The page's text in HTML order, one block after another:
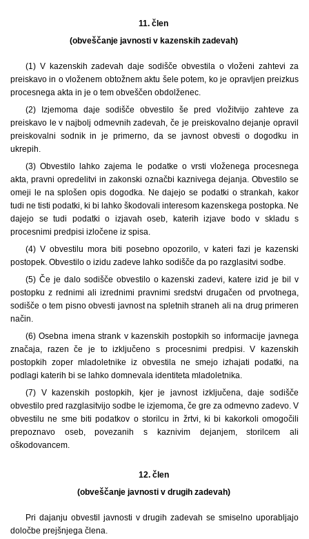
11. člen
(obveščanje javnosti v kazenskih zadevah)
(1) V kazenskih zadevah daje sodišče obvestila o vloženi zahtevi za
preiskavo in o vloženem obtožnem aktu šele potem, ko je opravljen preizkus
procesnega akta in je o tem obveščen obdolženec.
(2) Izjemoma daje sodišče obvestilo še pred vložitvijo zahteve za
preiskavo le v najbolj odmevnih zadevah, če je preiskovalno dejanje opravil
preiskovalni sodnik in je primerno, da se javnost obvesti o dogodku in
ukrepih.
(3) Obvestilo lahko zajema le podatke o vrsti vloženega procesnega
akta, pravni opredelitvi in zakonski označbi kaznivega dejanja. Obvestilo se
omeji le na splošen opis dogodka. Ne dajejo se podatki o strankah, kakor
tudi ne tisti podatki, ki bi lahko škodovali interesom kazenskega postopka. Ne
dajejo se tudi podatki o izjavah oseb, katerih izjave bodo v skladu s
procesnimi predpisi izločene iz spisa.
(4) V obvestilu mora biti posebno opozorilo, v kateri fazi je kazenski
postopek. Obvestilo o izidu zadeve lahko sodišče da po razglasitvi sodbe.
(5) Če je dalo sodišče obvestilo o kazenski zadevi, katere izid je bil v
postopku z rednimi ali izrednimi pravnimi sredstvi drugačen od prvotnega,
sodišče o tem pisno obvesti javnost na spletnih straneh ali na drug primeren
način.
(6) Osebna imena strank v kazenskih postopkih so informacije javnega
značaja, razen če je to izključeno s procesnimi predpisi. V kazenskih
postopkih zoper mladoletnike iz obvestila ne smejo izhajati podatki, na
podlagi katerih bi se lahko domnevala identiteta mladoletnika.
(7) V kazenskih postopkih, kjer je javnost izključena, daje sodišče
obvestilo pred razglasitvijo sodbe le izjemoma, če gre za odmevno zadevo. V
obvestilu ne sme biti podatkov o storilcu in žrtvi, ki bi kakorkoli omogočili
prepoznavo oseb, povezanih s kaznivim dejanjem, storilcem ali
oškodovancem.
12. člen
(obveščanje javnosti v drugih zadevah)
Pri dajanju obvestil javnosti v drugih zadevah se smiselno uporabljajo
določbe prejšnjega člena.